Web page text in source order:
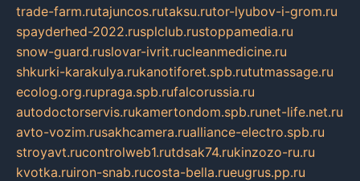
trade-farm.rutajuncos.rutaksu.rutor-lyubov-i-grom.ru
spayderhed-2022.rusplclub.rustoppamedia.ru
snow-guard.ruslovar-ivrit.rucleanmedicine.ru
shkurki-karakulya.rukanotiforet.spb.rututmassage.ru
ecolog.org.rupraga.spb.rufalcorussia.ru
autodoctorservis.rukamertondom.spb.runet-life.net.ru
avto-vozim.rusakhcamera.rualliance-electro.spb.ru
stroyavt.rucontrolweb1.rutdsak74.rukinzozo-ru.ru
kvotka.ruiron-snab.rucosta-bella.rueugrus.pp.ru